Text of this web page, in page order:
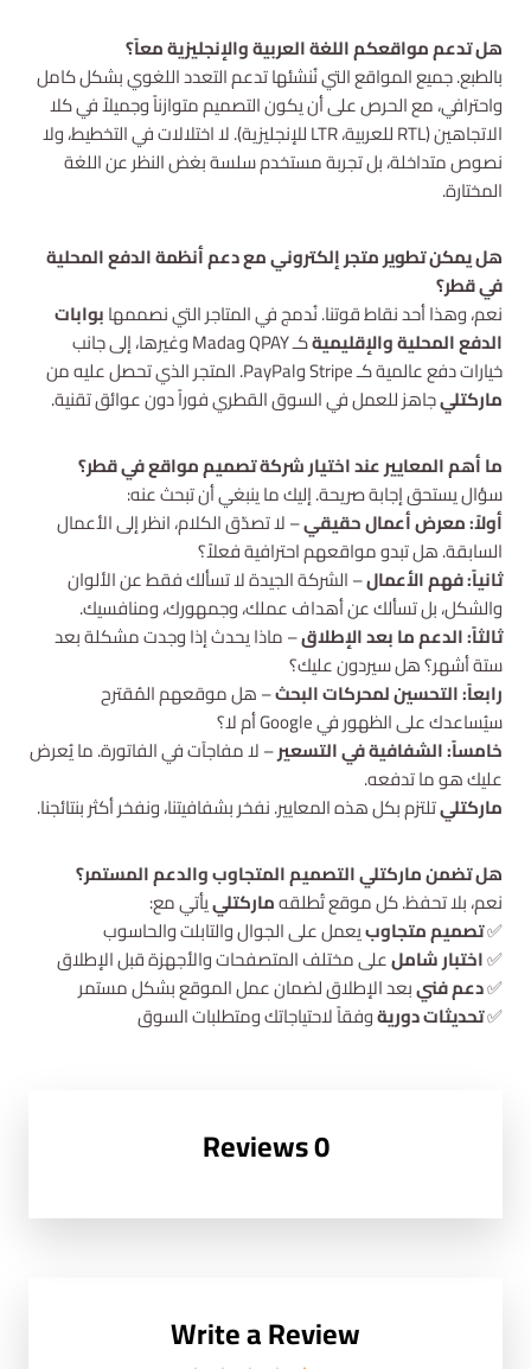
هل تدعم مواقعكم اللغة العربية والإنجليزية معاً؟
بالطبع. جميع المواقع التي نُنشئها تدعم التعدد اللغوي بشكل كامل
واحترافي، مع الحرص على أن يكون التصميم متوازناً وجميلاً في كلا
الاتجاهين (RTL للعربية، LTR للإنجليزية). لا اختلالات في التخطيط، ولا
نصوص متداخلة، بل تجربة مستخدم سلسة بغض النظر عن اللغة
المختارة.
هل يمكن تطوير متجر إلكتروني مع دعم أنظمة الدفع المحلية
في قطر؟
نعم، وهذا أحد نقاط قوتنا. نُدمج في المتاجر التي نصممهابوابات
الدفع المحلية والإقليمية
كـ QPAY وMada وغيرها، إلى جانب
خيارات دفع عالمية كـ Stripe وPayPal. المتجر الذي تحصل عليه من
ماركتليجاهز للعمل في السوق القطري فوراً دون عوائق تقنية.
ما أهم المعايير عند اختيار شركة تصميم مواقع في قطر؟
سؤال يستحق إجابة صريحة. إليك ما ينبغي أن تبحث عنه:
أولاً: معرض أعمال حقيقي– لا تصدّق الكلام، انظر إلى الأعمال
السابقة. هل تبدو مواقعهم احترافية فعلاً؟
ثانياً: فهم الأعمال– الشركة الجيدة لا تسألك فقط عن الألوان
والشكل، بل تسألك عن أهداف عملك، وجمهورك، ومنافسيك.
ثالثاً: الدعم ما بعد الإطلاق– ماذا يحدث إذا وجدت مشكلة بعد
ستة أشهر؟ هل سيردون عليك؟
رابعاً: التحسين لمحركات البحث– هل موقعهم المُقترح
سيُساعدك على الظهور في Google أم لا؟
خامساً: الشفافية في التسعير– لا مفاجآت في الفاتورة. ما يُعرض
عليك هو ما تدفعه.
ماركتليتلتزم بكل هذه المعايير. نفخر بشفافيتنا، ونفخر أكثر بنتائجنا.
هل تضمن ماركتلي التصميم المتجاوب والدعم المستمر؟
نعم، بلا تحفظ. كل موقع تُطلقهماركتلييأتي مع:
✅تصميم متجاوبيعمل على الجوال والتابلت والحاسوب
✅اختبار شاملعلى مختلف المتصفحات والأجهزة قبل الإطلاق
✅دعم فنيبعد الإطلاق لضمان عمل الموقع بشكل مستمر
✅تحديثات دوريةوفقاً لاحتياجاتك ومتطلبات السوق
0 Reviews
Write a Review